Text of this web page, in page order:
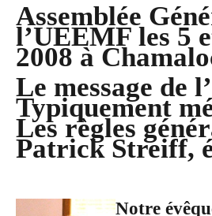
Assemblée
l’UEEMF les 5
2008 à
Le message de
Typiquement
Les règles
Patrick Streiff,
Notre